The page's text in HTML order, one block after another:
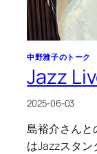
中野雅子のトーク
Jazz
2025-06-03
島裕介さんと
はJazzスタ